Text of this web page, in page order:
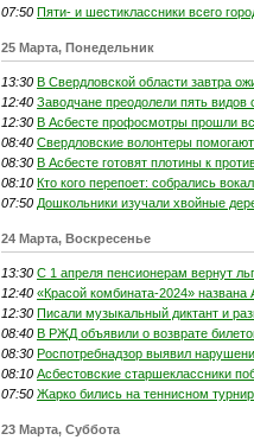
07:50 Пяти- и шестиклассники всего
25 Марта, Понедельник
13:30 В Свердловской области завтра
12:40 Заводчане преодолели пять видов
12:30 В Асбесте профосмотры прошли
08:40 Свердловские волонтеры
08:30 В Асбесте готовят плотины к
08:10 Кто кого перепоет: собрались
07:50 Дошкольники изучали хвойные
24 Марта, Воскресенье
13:30 С 1 апреля пенсионерам вернут
12:40 «Красой комбината-2024»
12:30 Писали музыкальный диктант и
08:40 В РЖД объявили о возврате
08:30 Роспотребнадзор выявил
08:10 Асбестовские старшеклассники
07:50 Жарко бились на теннисном
23 Марта, Суббота